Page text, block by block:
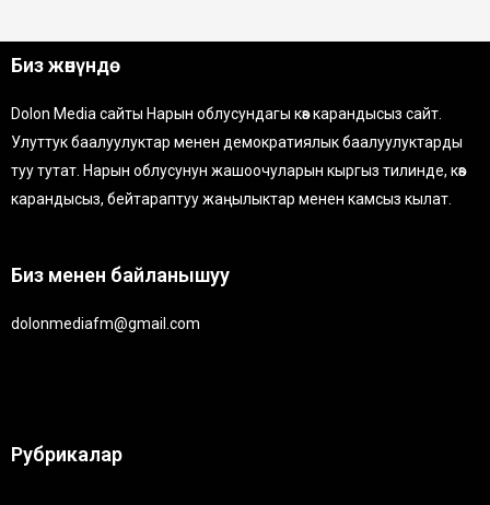
Биз жөнүндө
Dolon Media сайты Нарын облусундагы көз карандысыз сайт.
Улуттук баалуулуктар менен демократиялык баалуулуктарды
туу тутат. Нарын облусунун жашоочуларын кыргыз тилинде, көз
карандысыз, бейтараптуу жаңылыктар менен камсыз кылат.
Биз менен байланышуу
dolonmediafm@gmail.com
Рубрикалар